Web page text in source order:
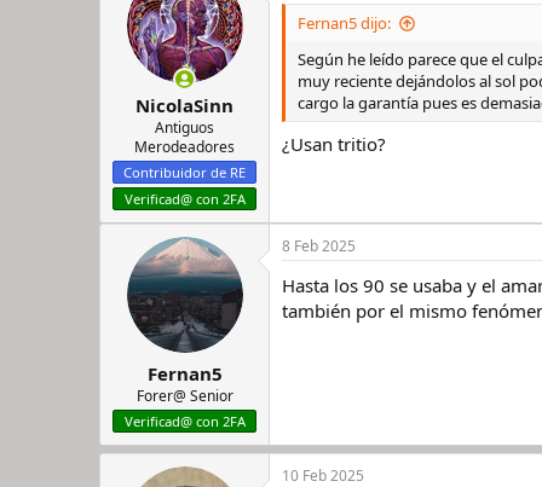
NicolaSinn
Antiguos
Merodeadores
Contribuidor de RE
Verificad@ con 2FA
Fernan5 dijo:
Según he leído parece que el
muy reciente dejándolos al sol
cargo la garantía pues es
¿Usan tritio?
Fernan5
Forer@ Senior
Verificad@ con 2FA
8 Feb 2025
Hasta los 90 se usaba y el
también por el mismo
10 Feb 2025